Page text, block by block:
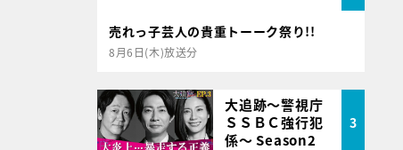
売れっ子芸人の貴重トーーク祭り!!
8月6日(木)放送分
大追跡～警視庁
ＳＳＢＣ強行犯
係～ Season2
3